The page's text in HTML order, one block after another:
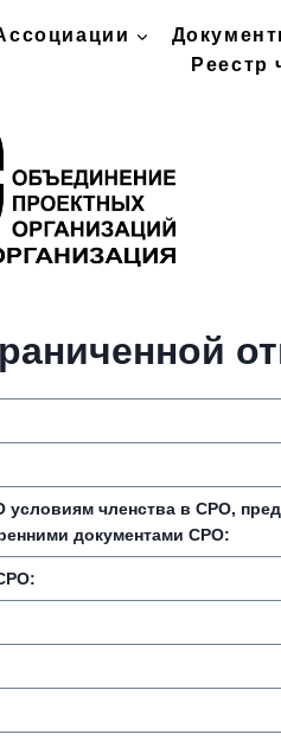
Реестр
условиям членства в СРО,
документами СРО: